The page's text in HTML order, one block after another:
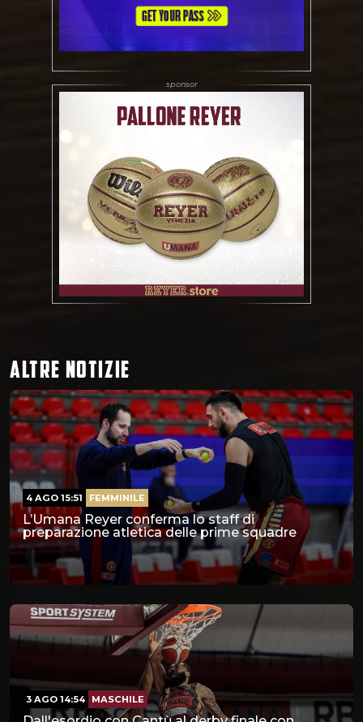
ALTRE NOTIZIE
L’Umana Reyer conferma lo staff di
preparazione atletica delle prime squadre
4 AGO 15:51 FEMMINILE
3 AGO 14:54 MASCHILE